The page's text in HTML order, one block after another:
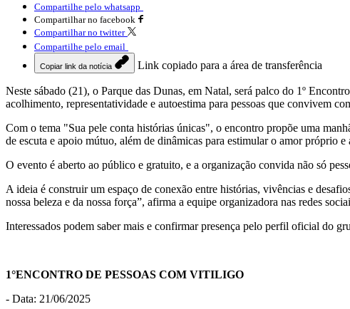
Compartilhe pelo whatsapp
Compartilhar no facebook
Compartilhar no twitter
Compartilhe pelo email
Copiar link da notícia Link copiado para a área de transferência
Neste sábado (21), o Parque das Dunas, em Natal, será palco do 1º
acolhimento, representatividade e autoestima para pessoas que convivem
Com o tema "Sua pele conta histórias únicas", o encontro propõe uma
de escuta e apoio mútuo, além de dinâmicas para estimular o amor próprio
O evento é aberto ao público e gratuito, e a organização convida não só
A ideia é construir um espaço de conexão entre histórias, vivências e
nossa beleza e da nossa força”, afirma a equipe organizadora nas redes
Interessados podem saber mais e confirmar presença pelo perfil oficial do
1°ENCONTRO DE PESSOAS COM VITILIGO
- Data: 21/06/2025